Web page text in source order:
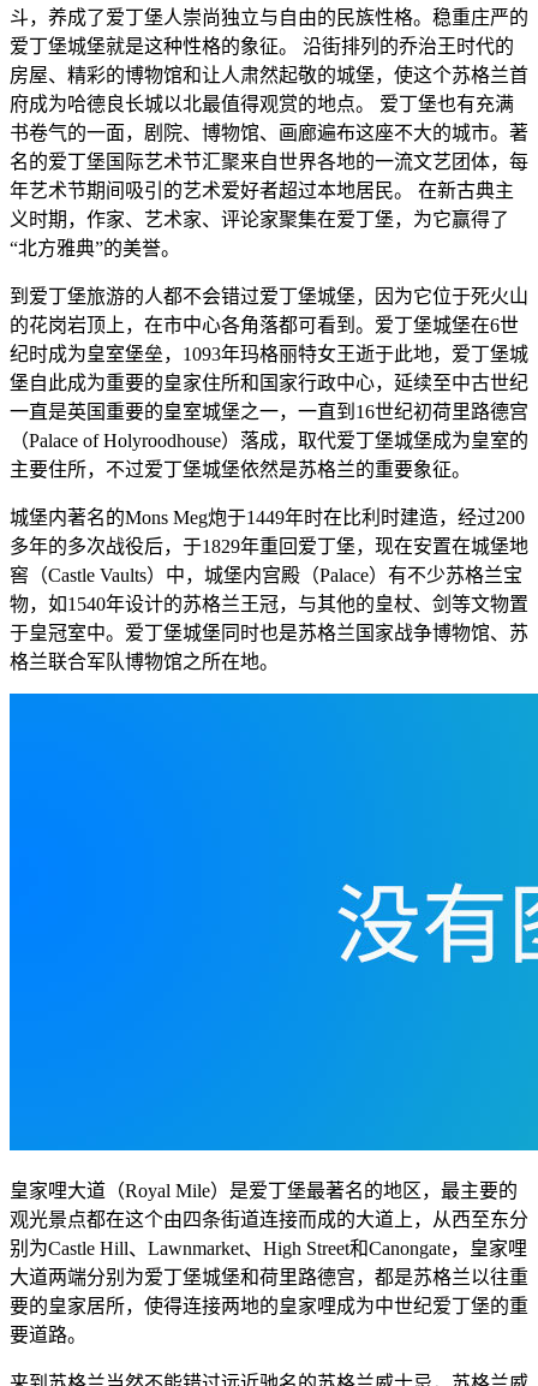
斗，养成了爱丁堡人崇尚独立与自由的民族性格。稳重庄严的
爱丁堡城堡就是这种性格的象征。 沿街排列的乔治王时代的
房屋、精彩的博物馆和让人肃然起敬的城堡，使这个苏格兰首
府成为哈德良长城以北最值得观赏的地点。 爱丁堡也有充满
书卷气的一面，剧院、博物馆、画廊遍布这座不大的城市。著
名的爱丁堡国际艺术节汇聚来自世界各地的一流文艺团体，每
年艺术节期间吸引的艺术爱好者超过本地居民。 在新古典主
义时期，作家、艺术家、评论家聚集在爱丁堡，为它赢得了
“北方雅典”的美誉。
到爱丁堡旅游的人都不会错过爱丁堡城堡，因为它位于死火山
的花岗岩顶上，在市中心各角落都可看到。爱丁堡城堡在6世
纪时成为皇室堡垒，1093年玛格丽特女王逝于此地，爱丁堡城
堡自此成为重要的皇家住所和国家行政中心，延续至中古世纪
一直是英国重要的皇室城堡之一，一直到16世纪初荷里路德宫
（Palace of Holyroodhouse）落成，取代爱丁堡城堡成为皇室的
主要住所，不过爱丁堡城堡依然是苏格兰的重要象征。
城堡内著名的Mons Meg炮于1449年时在比利时建造，经过200
多年的多次战役后，于1829年重回爱丁堡，现在安置在城堡地
窖（Castle Vaults）中，城堡内宫殿（Palace）有不少苏格兰宝
物，如1540年设计的苏格兰王冠，与其他的皇杖、剑等文物置
于皇冠室中。爱丁堡城堡同时也是苏格兰国家战争博物馆、苏
格兰联合军队博物馆之所在地。
皇家哩大道（Royal Mile）是爱丁堡最著名的地区，最主要的
观光景点都在这个由四条街道连接而成的大道上，从西至东分
别为Castle Hill、Lawnmarket、High Street和Canongate，皇家哩
大道两端分别为爱丁堡城堡和荷里路德宫，都是苏格兰以往重
要的皇家居所，使得连接两地的皇家哩成为中世纪爱丁堡的重
要道路。